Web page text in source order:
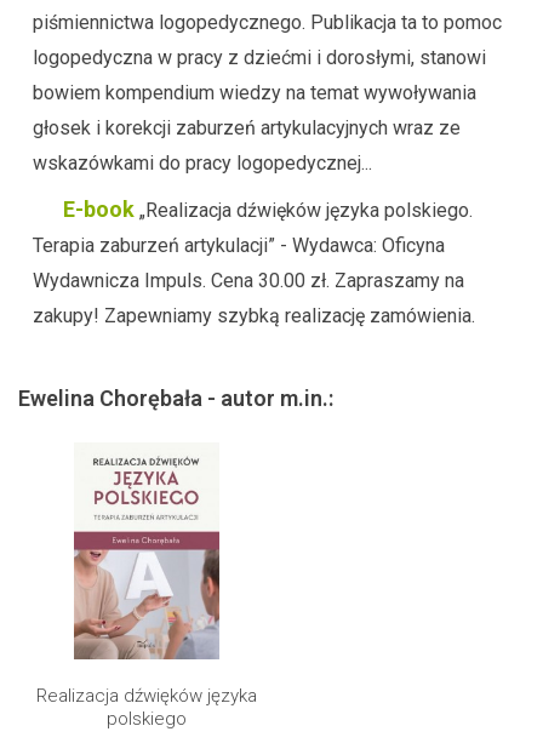
piśmiennictwa logopedycznego. Publikacja ta to pomoc
logopedyczna w pracy z dziećmi i dorosłymi, stanowi
bowiem kompendium wiedzy na temat wywoływania
głosek i korekcji zaburzeń artykulacyjnych wraz ze
wskazówkami do pracy logopedycznej...
E-book „Realizacja dźwięków języka polskiego.
Terapia zaburzeń artykulacji” - Wydawca: Oficyna
Wydawnicza Impuls. Cena 30.00 zł. Zapraszamy na
zakupy! Zapewniamy szybką realizację zamówienia.
Ewelina Chorębała - autor m.in.:
Realizacja dźwięków języka
polskiego